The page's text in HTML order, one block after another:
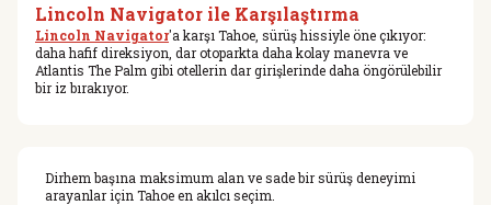
Lincoln Navigator ile Karşılaştırma
Lincoln Navigator'a karşı Tahoe, sürüş hissiyle öne çıkıyor:
daha hafif direksiyon, dar otoparkta daha kolay manevra ve
Atlantis The Palm gibi otellerin dar girişlerinde daha öngörülebilir
bir iz bırakıyor.
Dirhem başına maksimum alan ve sade bir sürüş deneyimi
arayanlar için Tahoe en akılcı seçim.